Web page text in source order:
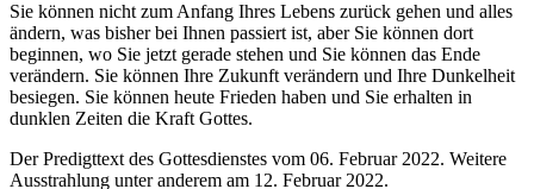
Sie können nicht zum Anfang Ihres Lebens zurück gehen und alles
ändern, was bisher bei Ihnen passiert ist, aber Sie können dort
beginnen, wo Sie jetzt gerade stehen und Sie können das Ende
verändern. Sie können Ihre Zukunft verändern und Ihre Dunkelheit
besiegen. Sie können heute Frieden haben und Sie erhalten in
dunklen Zeiten die Kraft Gottes.
Der Predigttext des Gottesdienstes vom 06. Februar 2022. Weitere
Ausstrahlung unter anderem am 12. Februar 2022.